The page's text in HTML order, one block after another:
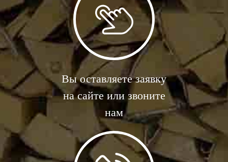
Вы оставляете заявку
на сайте или звоните
нам